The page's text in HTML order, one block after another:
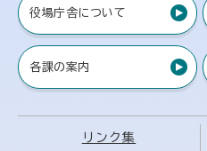
役場庁舎について
各課の案内
リンク集